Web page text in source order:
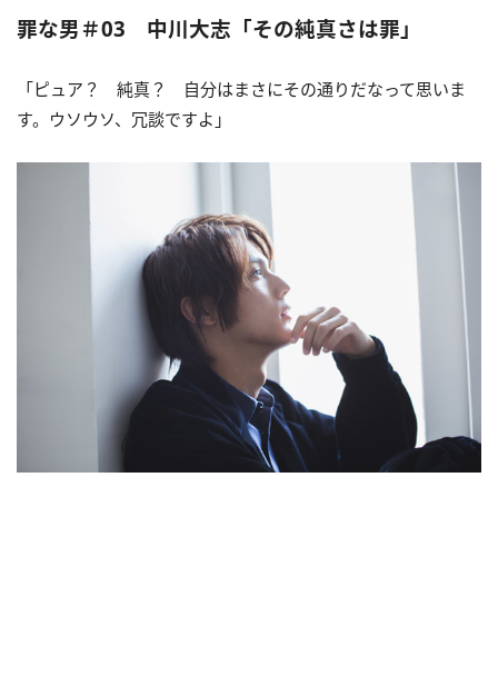
罪な男＃03 中川大志「その純真さは罪」
「ピュア？ 純真？ 自分はまさにその通りだなって思いま
す。ウソウソ、冗談ですよ」